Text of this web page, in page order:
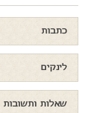
כתבות
לינקים
שאלות ותשובות